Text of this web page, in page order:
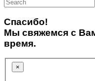
Спасибо!
Мы свяжемся с
время.
×